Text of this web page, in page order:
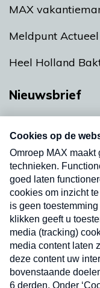
MAX
Meldpunt Actueel
Heel Holland
Nieuwsbrief
Neem hier een
nieuwsbrief. Elke
uw mailbox.